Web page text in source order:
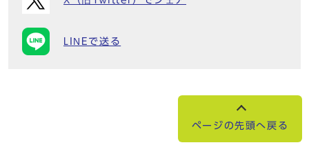
LINEで送る
ページの先頭へ戻る